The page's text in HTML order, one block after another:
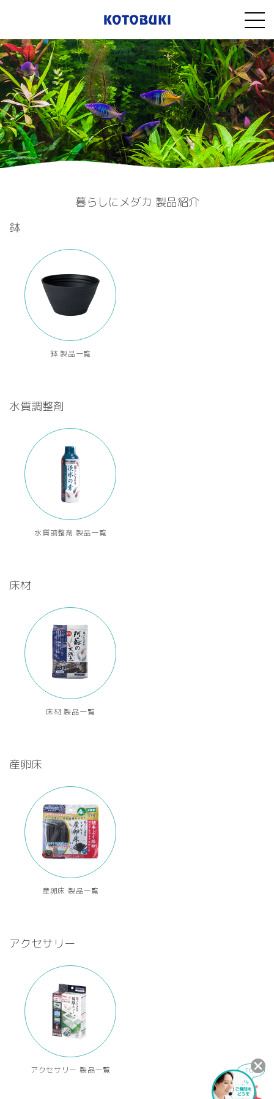
暮らしにメダカ 製品紹介
鉢
鉢 製品一覧
水質調整剤
水質調整剤 製品一覧
床材
床材 製品一覧
産卵床
産卵床 製品一覧
アクセサリー
アクセサリー 製品一覧